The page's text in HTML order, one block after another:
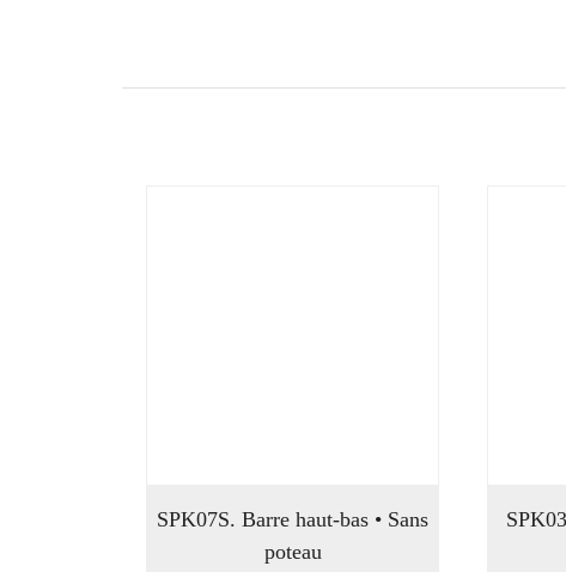
SPK07S. Barre haut-bas • Sans
poteau